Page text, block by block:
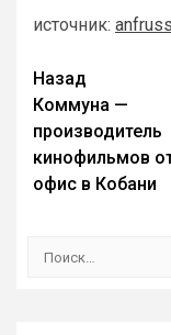
источник:
Назад
Коммуна —
производитель
кинофильмов
офис в Кобани